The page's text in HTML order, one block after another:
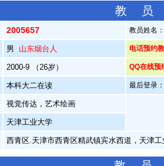
教
2005657 教员姓名
男 山东烟台人 电话预约
2000-9 （26岁） QQ在线预
本科大二在读 最后登录
视觉传达，艺术绘画
天津工业大学
西青区.天津市西青区精武镇宾水西道，天津